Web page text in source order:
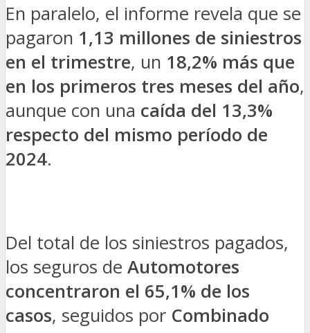
En paralelo, el informe revela que se
pagaron 1,13 millones de siniestros
en el trimestre, un 18,2% más que
en los primeros tres meses del año,
aunque con una caída del 13,3%
respecto del mismo período de
2024.
Del total de los siniestros pagados,
los seguros de Automotores
concentraron el 65,1% de los
casos, seguidos por Combinado